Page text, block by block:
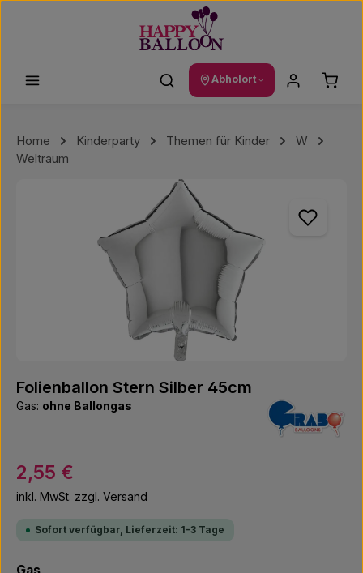
Abholort
Home Kinderparty Themen für Kinder
W
Weltraum
Folienballon Stern Silber 45cm
Gas: ohne Ballongas
Regulärer Preis:
2,55 €
inkl. MwSt. zzgl. Versand
Sofort verfügbar, Lieferzeit: 1-3 Tage
auswählen